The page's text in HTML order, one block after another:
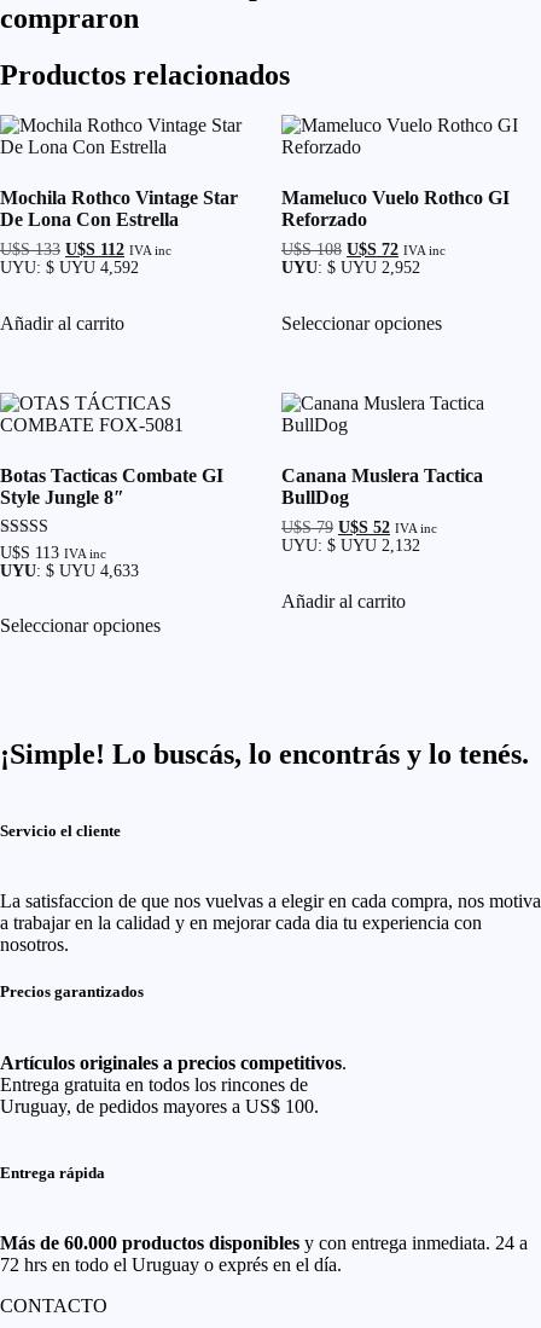
compraron
Productos relacionados
Mochila Rothco Vintage Star
De Lona Con Estrella
U$S133 El
precio
U$S 133.
U$S 112 El
precio
IVA inc
UYU: $ UYU 4,592
Añadir al carrito
Mameluco Vuelo Rothco GI
Reforzado
U$S108 El
precio
U$S 108.
U$S72El
precio
U$S 72.
IVA inc
UYU: $ UYU 2,952
Seleccionar opcionesproducto
Las
pueden
Botas Tacticas Combate GI
Style Jungle 8″
Valorado con
5.00
de 5
U$S 113 IVA inc
UYU: $ UYU 4,633
Seleccionar opciones
se
producto
Canana Muslera Tactica
BullDog
U$S79 El
precio
U$S 79.
U$S52El
precio
U$S 52.
IVA inc
UYU: $ UYU 2,132
Añadir al carrito
¡Simple! Lo buscás, lo encontrás y lo tenés.
Servicio el cliente
La satisfaccion de que nos vuelvas a elegir en cada compra, nos motiva
a trabajar en la calidad y en mejorar cada dia tu experiencia con
nosotros.
Precios garantizados
Artículos originales a precios competitivos.
Entrega gratuita en todos los rincones de
Uruguay, de pedidos mayores a US$ 100.
Entrega rápida
Más de 60.000 productos disponibles y con entrega inmediata. 24 a
72 hrs en todo el Uruguay o exprés en el día.
CONTACTO